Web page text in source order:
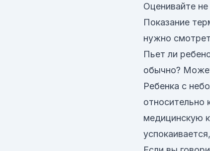
Оценивайте
Показание
нужно
Пьет ли
обычно?
Ребенка с
относительно
медицинскую